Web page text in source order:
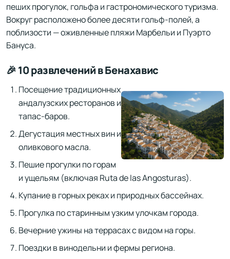
пеших прогулок, гольфа и гастрономического туризма.
Вокруг расположено более десяти гольф-полей, а
поблизости — оживленные пляжи Марбельи и Пуэрто
Бануса.
🎉 10 развлечений в Бенахавис
Посещение традиционных
андалузских ресторанов и
тапас-баров.
Дегустация местных вин и
оливкового масла.
Пешие прогулки по горам
и ущельям (включая Ruta de las Angosturas).
Купание в горных реках и природных бассейнах.
Прогулка по старинным узким улочкам города.
Вечерние ужины на террасах с видом на горы.
Поездки в винодельни и фермы региона.